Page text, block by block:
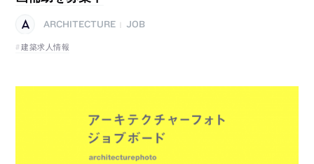
ARCHITECTURE
JOB
建築求人情報